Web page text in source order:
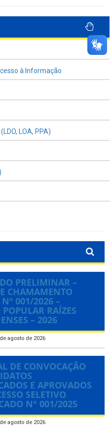
à Informação
LOA, PPA)
PRELIMINAR –
CHAMAMENTO
001/2026 –
POPULAR RAÍZES
– 2026
agosto de 2026
DE CONVOCAÇÃO
E APROVADOS
SELETIVO
N° 001/2025
agosto de 2026